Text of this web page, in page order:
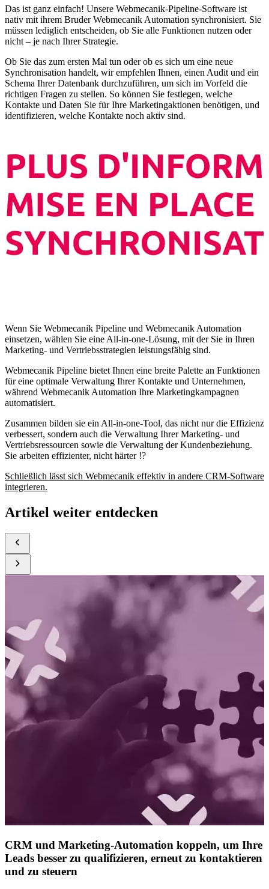
Das ist ganz einfach! Unsere Webmecanik-Pipeline-Software ist
nativ mit ihrem Bruder Webmecanik Automation synchronisiert. Sie
müssen lediglich entscheiden, ob Sie alle Funktionen nutzen oder
nicht – je nach Ihrer Strategie.
Ob Sie das zum ersten Mal tun oder ob es sich um eine neue
Synchronisation handelt, wir empfehlen Ihnen, einen Audit und ein
Schema Ihrer Datenbank durchzuführen, um sich im Vorfeld die
richtigen Fragen zu stellen. So können Sie festlegen, welche
Kontakte und Daten Sie für Ihre Marketingaktionen benötigen, und
identifizieren, welche Kontakte noch aktiv sind.
Wenn Sie Webmecanik Pipeline und Webmecanik Automation
einsetzen, wählen Sie eine All-in-one-Lösung, mit der Sie in Ihren
Marketing- und Vertriebsstrategien leistungsfähig sind.
Webmecanik Pipeline bietet Ihnen eine breite Palette an Funktionen
für eine optimale Verwaltung Ihrer Kontakte und Unternehmen,
während Webmecanik Automation Ihre Marketingkampagnen
automatisiert.
Zusammen bilden sie ein All-in-one-Tool, das nicht nur die Effizienz
verbessert, sondern auch die Verwaltung Ihrer Marketing- und
Vertriebsressourcen sowie die Verwaltung der Kundenbeziehung.
Sie arbeiten effizienter, nicht härter !?
Schließlich lässt sich Webmecanik effektiv in andere CRM-Software
integrieren.
Artikel weiter entdecken
CRM und Marketing-Automation koppeln, um Ihre
Leads besser zu qualifizieren, erneut zu kontaktieren
und zu steuern